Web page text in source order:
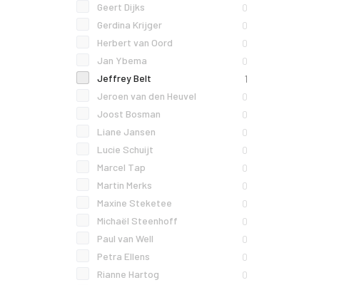
Geert Dijks 0
Gerdina Krijger 0
Herbert van Oord 0
Jan Ybema 0
Jeffrey Belt 1
Jeroen van den Heuvel 0
Joost Bosman 0
Liane Jansen 0
Lucie Schuijt 0
Marcel Tap 0
Martin Merks 0
Maxine Steketee 0
Michaël Steenhoff 0
Paul van Well 0
Petra Ellens 0
Rianne Hartog 0